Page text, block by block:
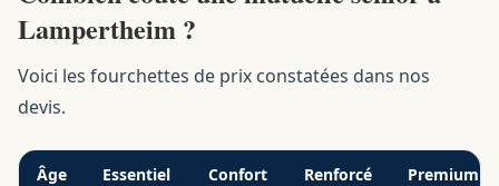
Lampertheim ?
Voici les fourchettes de prix constatées dans nos
devis.
Âge Essentiel Confort Renforcé Premium